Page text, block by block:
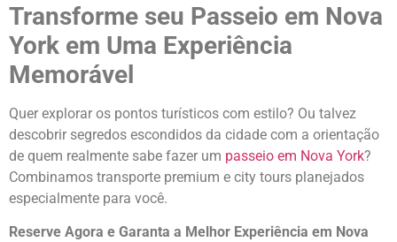
Transforme seu Passeio em Nova
York em Uma Experiência
Memorável
Quer explorar os pontos turísticos com estilo? Ou talvez
descobrir segredos escondidos da cidade com a orientação
de quem realmente sabe fazer um passeio em Nova York?
Combinamos transporte premium e city tours planejados
especialmente para você.
Reserve Agora e Garanta a Melhor Experiência em Nova